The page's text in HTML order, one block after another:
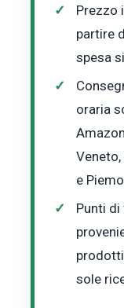
Prezzo
partire
spesa
oraria
e
Punti
sole